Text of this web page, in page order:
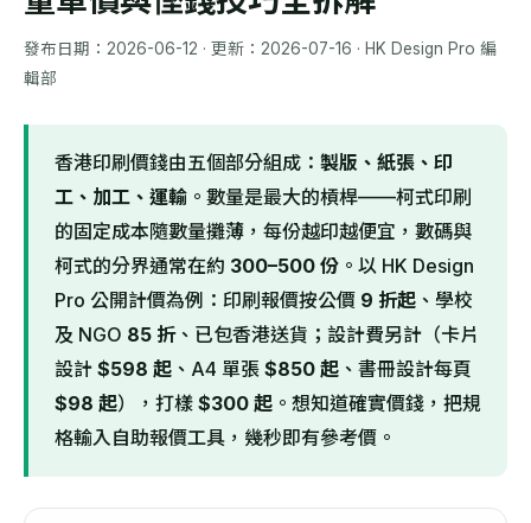
發布日期： 2026-06-12 · 更新： 2026-07-16 · HK Design Pro 編
輯部
香港印刷價錢由五個部分組成： 製版、紙張、印
工、加工、運輸 。數量是最大的槓桿——柯式印刷
的固定成本隨數量攤薄，每份越印越便宜，數碼與
柯式的分界通常在約 300–500 份 。以 HK Design
Pro 公開計價為例：印刷報價按公價 9 折起 、學校
及 NGO 85 折、已包香港送貨；設計費另計（卡片
設計 $598 起 、A4 單張 $850 起 、書冊設計每頁
$98 起），打樣 $300 起 。想知道確實價錢，把規
格輸入自助報價工具，幾秒即有參考價。